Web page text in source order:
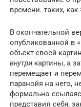
времени. таких,
В окончательной
опубликованной в «
объект своей
внутри картины, а
перемещает и
паранойя на него,
формально
представил себя,